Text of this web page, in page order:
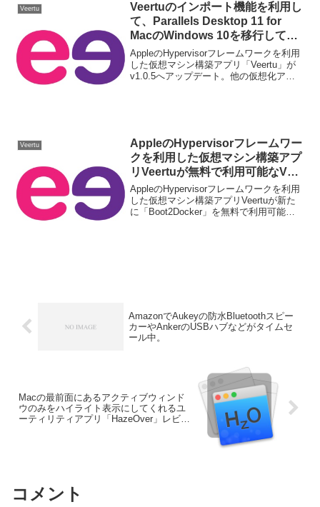
Veertu
Veertuのインポート機能を利用し
て、Parallels Desktop 11 for
MacのWindows 10を移行してみ
た。
AppleのHypervisorフレームワークを利用
した仮想マシン構築アプリ「Veertu」が
v1.0.5へアップデート。他の仮想化アプ
Veertu
AppleのHypervisorフレームワー
クを利用した仮想マシン構築アプ
リVeertuが無料で利用可能なVM
リストに「Boot2Docker」を追
加。
AppleのHypervisorフレームワークを利用
した仮想マシン構築アプリVeertuが新た
に「Boot2Docker」を無料で利用可能な
AmazonでAukeyの防水Bluetoothスピー
カーやAnkerのUSBハブなどがタイムセ
ール中。
Macの最前面にあるアクティブウィンド
ウのみをハイライト表示にしてくれるユ
ーティリティアプリ「HazeOver」レビュ
コメント